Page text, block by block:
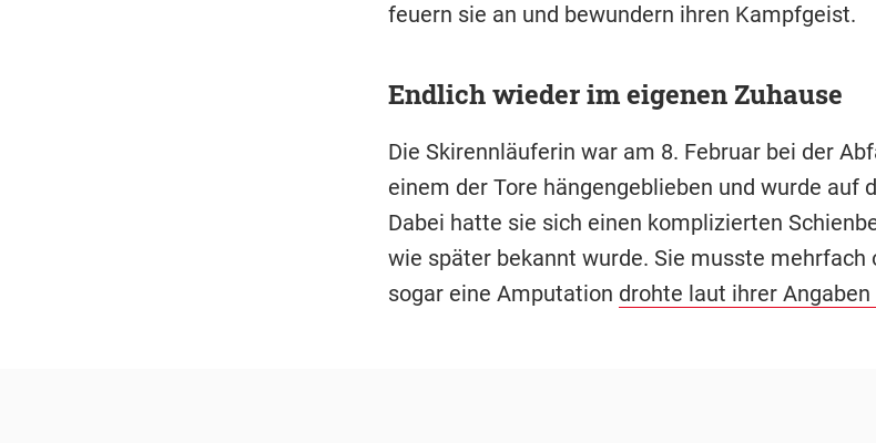
feuern sie an und bewundern ihren Kampfgeist.
Endlich wieder im eigenen Zuhause
Die Skirennläuferin war am 8. Februar bei der
einem der Tore hängengeblieben und wurde auf
Dabei hatte sie sich einen komplizierten
wie später bekannt wurde. Sie musste mehrfach
sogar eine Amputation drohte laut ihrer Angaben